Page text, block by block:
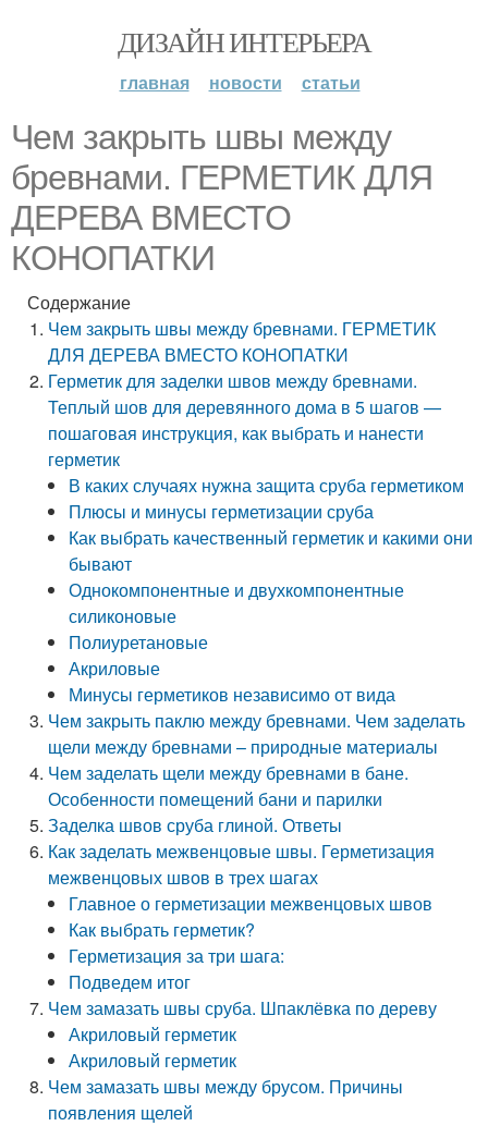
ДИЗАЙН ИНТЕРЬЕРА
главная новости статьи
Чем закрыть швы между
бревнами. ГЕРМЕТИК ДЛЯ
ДЕРЕВА ВМЕСТО
КОНОПАТКИ
Содержание
Чем закрыть швы между бревнами. ГЕРМЕТИК
ДЛЯ ДЕРЕВА ВМЕСТО КОНОПАТКИ
Герметик для заделки швов между бревнами.
Теплый шов для деревянного дома в 5 шагов —
пошаговая инструкция, как выбрать и нанести
герметик
В каких случаях нужна защита сруба герметиком
Плюсы и минусы герметизации сруба
Как выбрать качественный герметик и какими они
бывают
Однокомпонентные и двухкомпонентные
силиконовые
Полиуретановые
Акриловые
Минусы герметиков независимо от вида
Чем закрыть паклю между бревнами. Чем заделать
щели между бревнами – природные материалы
Чем заделать щели между бревнами в бане.
Особенности помещений бани и парилки
Заделка швов сруба глиной. Ответы
Как заделать межвенцовые швы. Герметизация
межвенцовых швов в трех шагах
Главное о герметизации межвенцовых швов
Как выбрать герметик?
Герметизация за три шага:
Подведем итог
Чем замазать швы сруба. Шпаклёвка по дереву
Акриловый герметик
Акриловый герметик
Чем замазать швы между брусом. Причины
появления щелей